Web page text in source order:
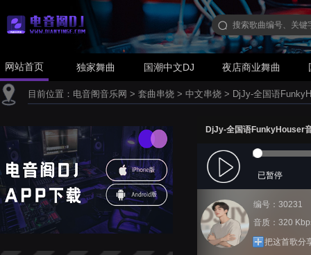
网站首页 独家舞曲 国潮中文DJ 夜店商业舞曲
目前位置： 电音阁音乐网 > 套曲串烧 > 中文串烧 > DjJy-全国语
DjJy-全国语FunkyHouser
已暂停
编号：30231
音质：320
把这首歌分